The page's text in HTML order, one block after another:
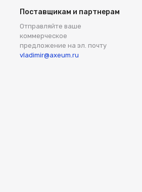
Поставщикам и партнерам
Отправляйте ваше
коммерческое
предложение на эл. почту
vladimir@axeum.ru